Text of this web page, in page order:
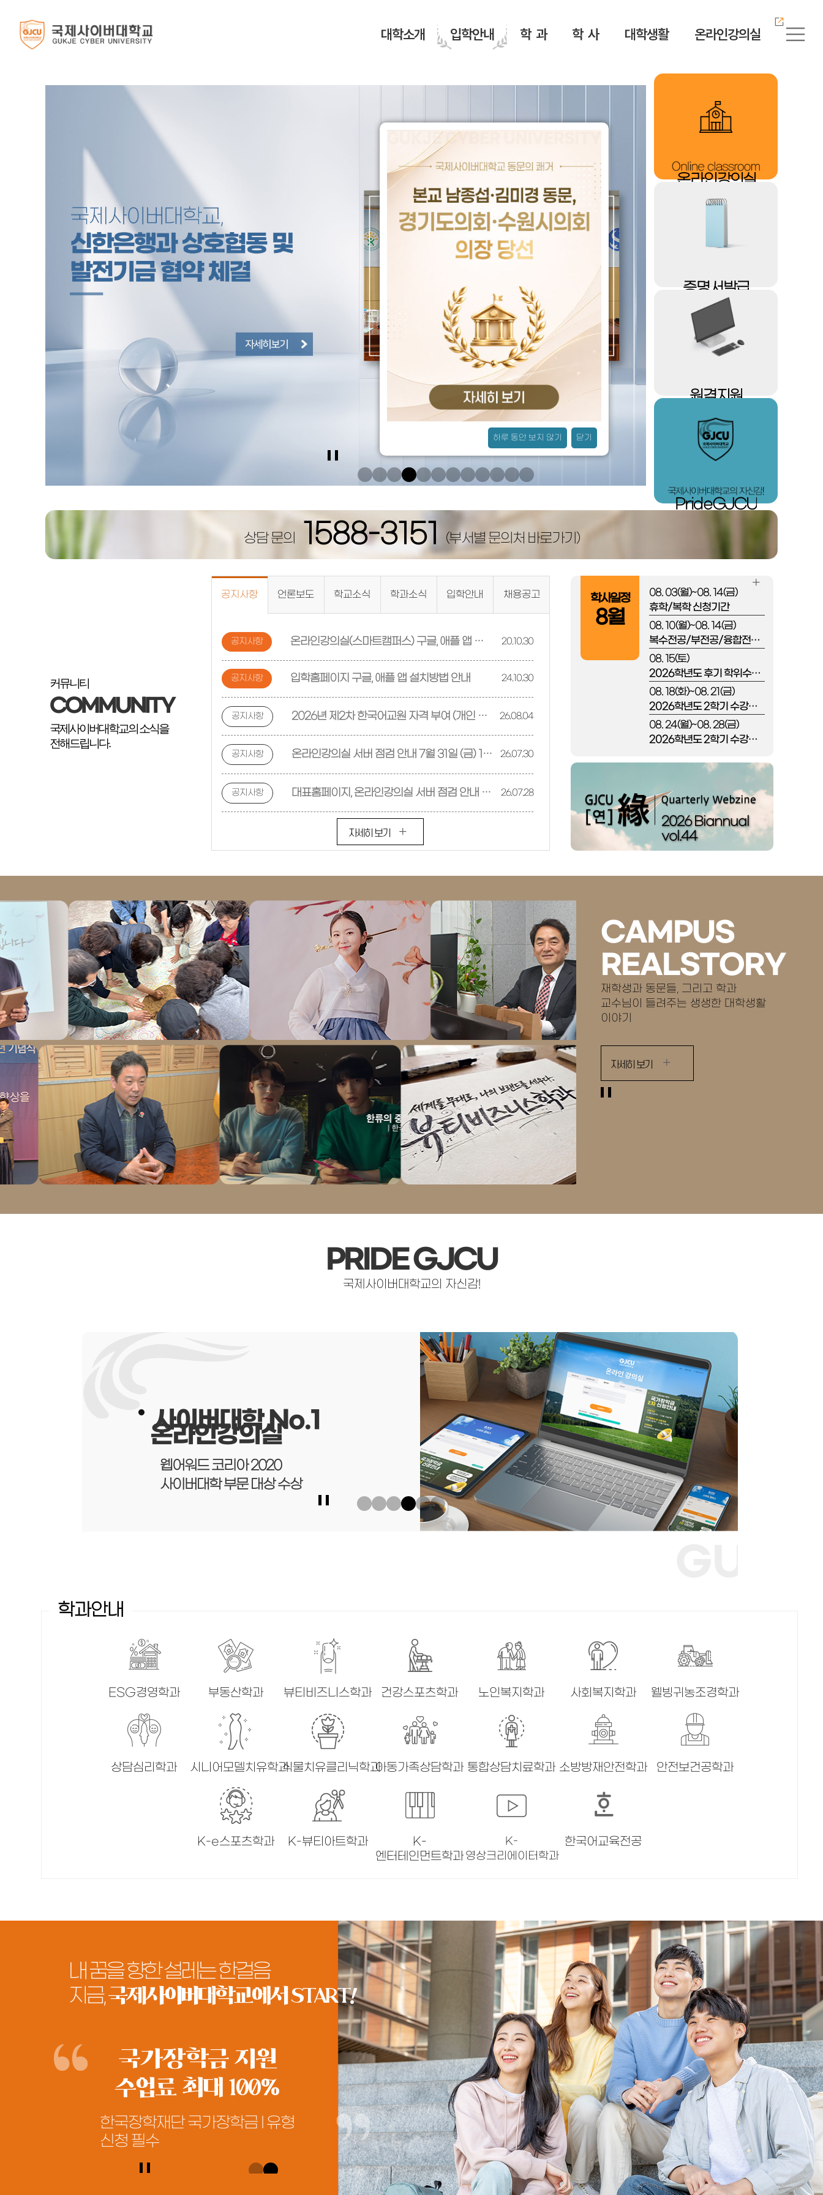
대학소개
설립자 인사말
PRIDE GJCU
대학 연혁
조직도
대학요람
부설기관
스튜디오 탐방
전화번호 안내
채용안내
업무추진비
대학안전관리계획
법인 소개
입학안내
신·편입생 2차모집
✅7. 31.(금) 9시 ~ 8.19.(수)
입학홈페이지 바로가기
학 과
부동산학과
뷰티비즈니스학과
웰빙귀농조경학과
상담심리학과
시니어모델치유학과
식물치유클리닉학과
아동가족상담학과
통합상담치료학과
K-컬처학부
K-e스포츠학과
K-엔터테인먼트학과
K-
영상크리에이터학과
융합전공
미디어커머스 전공
시니어안전코칭 전공
청소년지도 전공
치유농업 전공
조경 전공
평생교육사 전공
자연치유학 전공
운동발달재활 전공
학 사
규정 안내
학적 변동
전공제도
편입학 인정 학점
병무 안내
사회봉사
서식다운로드
서식다운로드
대학생활
언론보도
학교 소식
학과 소식
CAMPUS
REALSTORY
포토갤러리
장학제도
학자금 대출
학생증 발급
장애·
소수학생지원센터
학생상담센터
전자도서관
웹진 緣
CONTACT US
CONTACT US
동아리소개
개설안내
온라인강의실
닫기
하루 동안 보지 않기
메인비주얼
슬라이드정지
온라인강의실
증명서발급
원격지원
PrideGJCU
상담 문의 1588-3151 (부서별 문의처 바로가기)
커뮤니티
COMMUNITY
국제사이버대학교의 소식을
전해드립니다.
공지사항 언론보도 학교소식 학과소식 입학안내 채용공고
공지사항 온라인강의실(스마트캠퍼스) 구글, 애플 앱 설치방법 안내 20.10.30
공지사항 입학홈페이지 구글, 애플 앱 설치방법 안내 24.10.30
공지사항 2026년 제2차 한국어교원 자격 부여 (개인 자격 심사) 계획 공고 26.08.04
공지사항 온라인강의실 서버 점검 안내 7월 31일 (금) 12:00~13:00 26.07.30
공지사항 대표홈페이지, 온라인강의실 서버 점검 안내 7월 29일 (수) 12:00~13:00 26.07.28
자세히 보기
자세히
학사일정
8월
08. 03(월)~08. 14(금)
휴학/복학 신청기간
08. 10(월)~08. 14(금)
복수전공/부전공/융합전공/조기졸업/졸업유예 신청 및 인정기간
08. 15(토)
2026학년도 후기 학위수여 예정일
08. 18(화)~08. 21(금)
2026학년도 2학기 수강신청 및 등록기간
08. 24(월)~08. 28(금)
2026학년도 2학기 수강신청 정정기간
2026학년도 2학기 개강
08. 31(월)~09. 11(금)
개인정보 확인 및 수정 기간
2026 Biannual
vol.44
CAMPUS
REALSTORY
재학생과 동문들, 그리고 학과
교수님이 들려주는 생생한 대학생활
이야기
자세히 보기
PRIDE GJCU
국제사이버대학교의 자신감!
사이버대학 No.1
온라인강의실
웹어워드 코리아 2020
사이버대학 부문 대상 수상
산학협력 선도 대학
국내외 1000여 개 기관이
국제사이버대학교와 함께합니다
메인비주얼
학과안내
ESG경영학과 부동산학과 뷰티비즈니스학과 건강스포츠학과 노인복지학과 사회복지학과 웰빙귀농조경학과
상담심리학과 시니어모델치유학과식물치유클리닉학과아동가족상담학과 통합상담치료학과 소방방재안전학과 안전보건공학과
K-e스포츠학과 K-뷰티아트학과
K-
엔터테인먼트학과
K-
영상크리에이터학과
한국어교육전공
내 꿈을 향한 설레는 한걸음
지금,국제사이버대학교에서 START!
국가장학금 지원
수업료 최대 100%
한국장학재단 국가장학금 I 유형
신청 필수